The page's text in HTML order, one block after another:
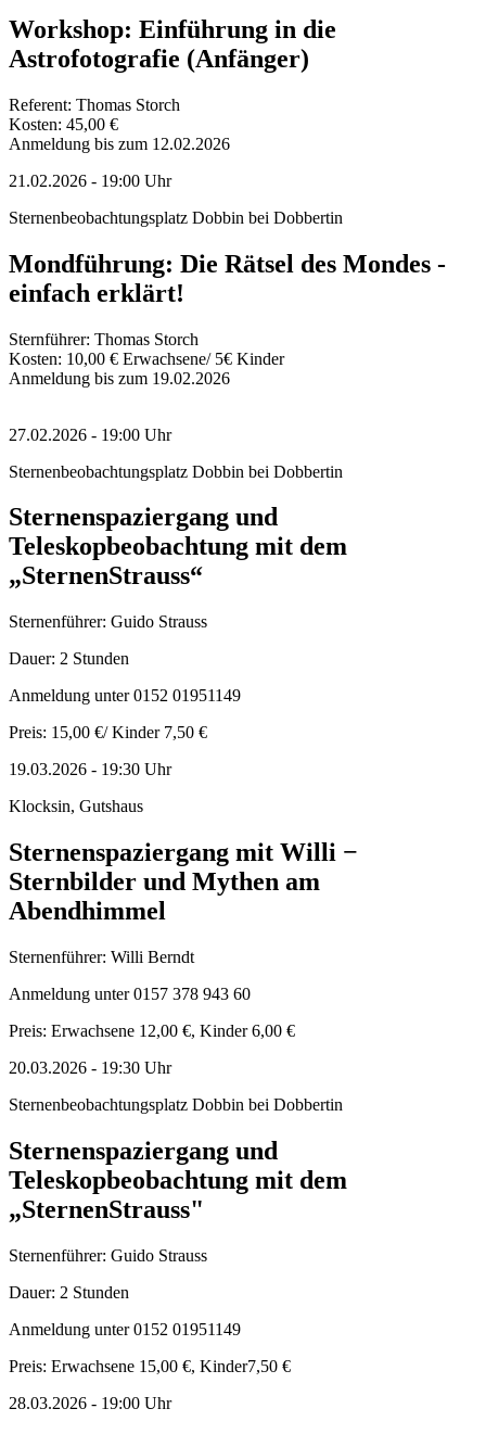
Workshop: Einführung in die
Astrofotografie (Anfänger)
Referent: Thomas Storch
Kosten: 45,00 €
Anmeldung bis zum 12.02.2026
21.02.2026 - 19:00 Uhr
Sternenbeobachtungsplatz Dobbin bei Dobbertin
Mondführung: Die Rätsel des Mondes -
einfach erklärt!
Sternführer: Thomas Storch
Kosten: 10,00 € Erwachsene/ 5€ Kinder
Anmeldung bis zum 19.02.2026
27.02.2026 - 19:00 Uhr
Sternenbeobachtungsplatz Dobbin bei Dobbertin
Sternenspaziergang und
Teleskopbeobachtung mit dem
„SternenStrauss“
Sternenführer: Guido Strauss
Dauer: 2 Stunden
Anmeldung unter 0152 01951149
Preis: 15,00 €/ Kinder 7,50 €
19.03.2026 - 19:30 Uhr
Klocksin, Gutshaus
Sternenspaziergang mit Willi −
Sternbilder und Mythen am
Abendhimmel
Sternenführer: Willi Berndt
Anmeldung unter 0157 378 943 60
Preis: Erwachsene 12,00 €, Kinder 6,00 €
20.03.2026 - 19:30 Uhr
Sternenbeobachtungsplatz Dobbin bei Dobbertin
Sternenspaziergang und
Teleskopbeobachtung mit dem
„SternenStrauss"
Sternenführer: Guido Strauss
Dauer: 2 Stunden
Anmeldung unter 0152 01951149
Preis: Erwachsene 15,00 €, Kinder7,50 €
28.03.2026 - 19:00 Uhr